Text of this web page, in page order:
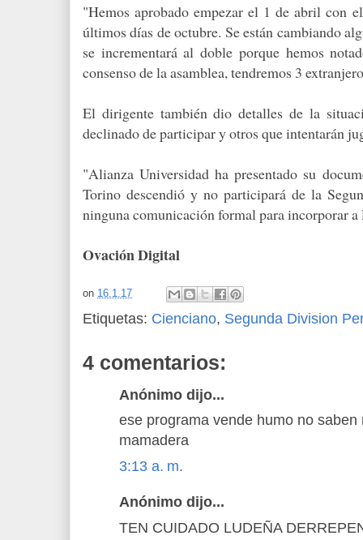
"Hemos aprobado empezar el 1 de abril con
últimos días de octubre. Se están cambiando
se incrementará al doble porque hemos
consenso de la asamblea, tendremos 3
El dirigente también dio detalles de la
declinado de participar y otros que intentarán
"Alianza Universidad ha presentado su
Torino descendió y no participará de la
ninguna comunicación formal para incorporar
Ovación Digital
on 16.1.17
Etiquetas: Cienciano, Segunda Division
4 comentarios:
Anónimo dijo...
ese programa vende humo no saben
mamadera
3:13 a. m.
Anónimo dijo...
TEN CUIDADO LUDEÑA